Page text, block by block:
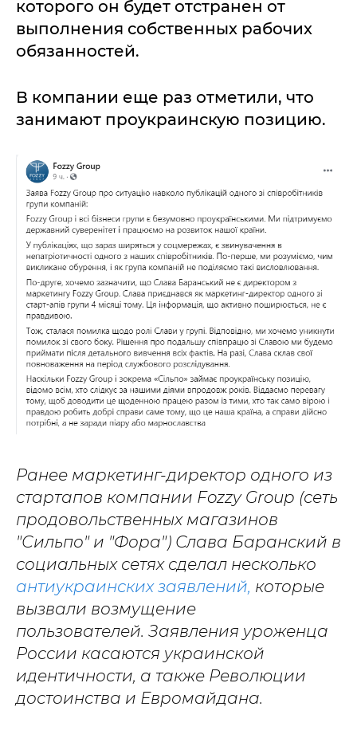
которого он будет отстранен от
выполнения собственных рабочих
обязанностей.
В компании еще раз отметили, что
занимают проукраинскую позицию.
Ранее маркетинг-директор одного из
стартапов компании Fozzy Group (сеть
продовольственных магазинов
"Сильпо" и "Фора") Слава Баранский в
социальных сетях сделал несколько
антиукраинских заявлений, которые
вызвали возмущение
пользователей. Заявления уроженца
России касаются украинской
идентичности, а также Революции
достоинства и Евромайдана.